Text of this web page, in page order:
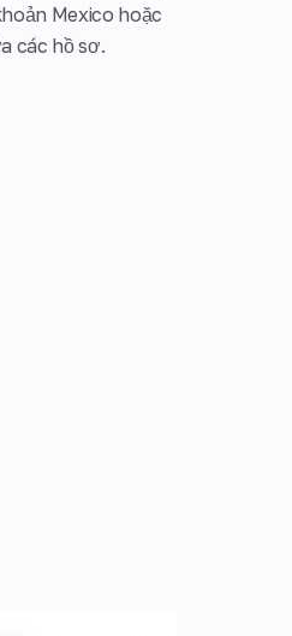
Mexico hoặc
các hồ sơ.